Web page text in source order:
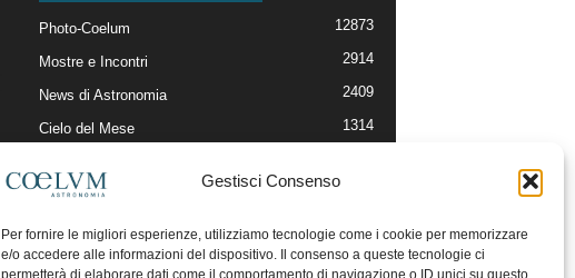
Gestisci Consenso
Per fornire le migliori esperienze, utilizziamo tecnologie come i cookie per memorizzare
e/o accedere alle informazioni del dispositivo. Il consenso a queste tecnologie ci
permetterà di elaborare dati come il comportamento di navigazione o ID unici su questo
Photo-Coelum 12873
Mostre e Incontri 2914
News di Astronomia 2409
Cielo del Mese 1314
Articoli e Risorse On-Line
Il Blog della Redazione